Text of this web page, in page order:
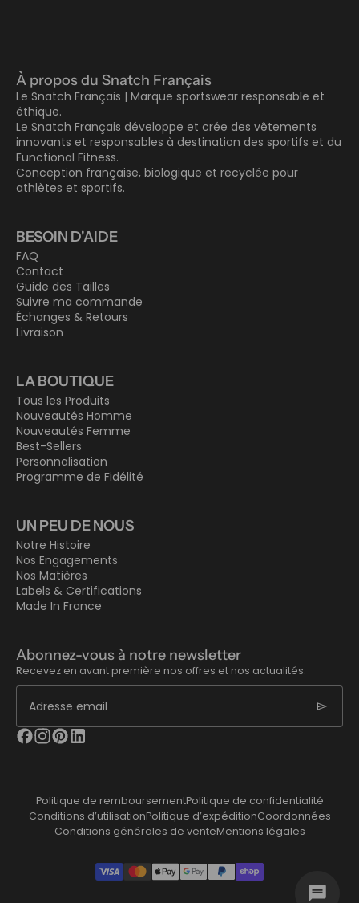
À propos du Snatch Français
Le Snatch Français | Marque sportswear responsable et
éthique.
Le Snatch Français développe et crée des vêtements
innovants et responsables à destination des sportifs et du
Functional Fitness.
Conception française, biologique et recyclée pour
athlètes et sportifs.
BESOIN D'AIDE
FAQ
Contact
Guide des Tailles
Suivre ma commande
Échanges & Retours
Livraison
LA BOUTIQUE
Tous les Produits
Nouveautés Homme
Nouveautés Femme
Best-Sellers
Personnalisation
Programme de Fidélité
UN PEU DE NOUS
Notre Histoire
Nos Engagements
Nos Matières
Labels & Certifications
Made In France
Adresse email send
Recevez en avant première nos offres et nos actualités.
Abonnez-vous à notre newsletter
Politique de remboursementPolitique de confidentialité
Conditions d’utilisationPolitique d’expéditionCoordonnées
Conditions générales de venteMentions légales